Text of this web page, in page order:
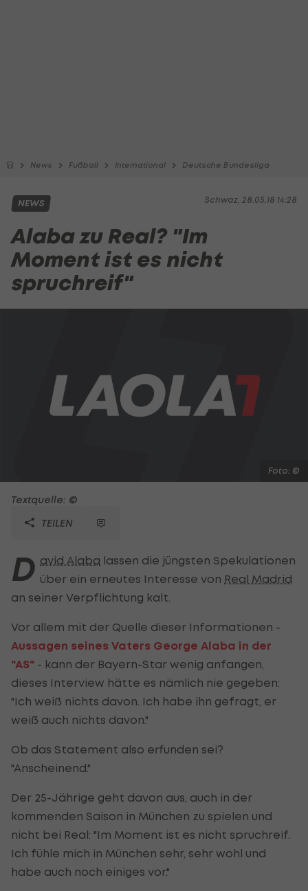
News Fußball International Deutsche Bundesliga
Schwaz, 28.05.18 14:28
NEWS
Alaba zu Real? "Im
Moment ist es nicht
spruchreif"
Foto: ©
Textquelle: ©
TEILEN
D avid Alaba lassen die jüngsten Spekulationen
über ein erneutes Interesse von Real Madrid
an seiner Verpflichtung kalt.
Vor allem mit der Quelle dieser Informationen -
Aussagen seines Vaters George Alaba in der
"AS" - kann der Bayern-Star wenig anfangen,
dieses Interview hätte es nämlich nie gegeben:
"Ich weiß nichts davon. Ich habe ihn gefragt, er
weiß auch nichts davon."
Ob das Statement also erfunden sei?
"Anscheinend."
Der 25-Jährige geht davon aus, auch in der
kommenden Saison in München zu spielen und
nicht bei Real: "Im Moment ist es nicht spruchreif.
Ich fühle mich in München sehr, sehr wohl und
habe auch noch einiges vor."